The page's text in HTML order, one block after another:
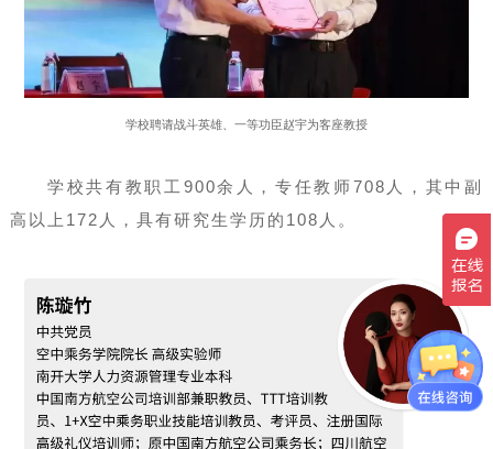
学校聘请战斗英雄、一等功臣赵宇为客座教授
学校共有教职工900余人，专任教师708人，其中副
高以上172人，具有研究生学历的108人。